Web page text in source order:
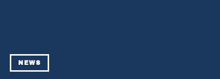
NEWS